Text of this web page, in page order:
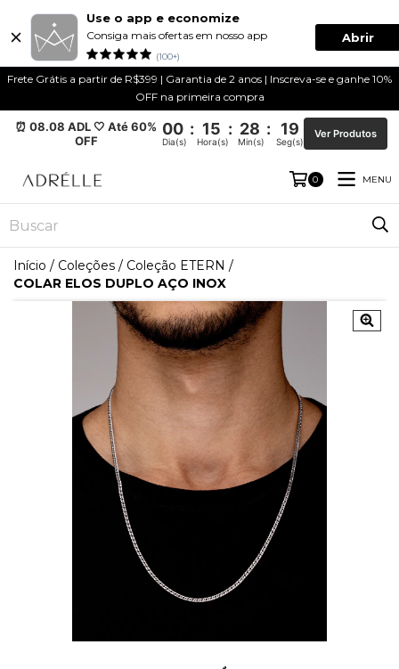
Use o app e economize
Consiga mais ofertas em nosso app
(100+)
Abrir
Frete Grátis a partir de R$399 | Garantia de 2 anos | Inscreva-se e ganhe 10%
OFF na primeira compra
⏰ 08.08 ADL 🤍 Até 60%
OFF
00 : 15 : 28 : 19
Dia(s) Hora(s) Min(s) Seg(s)
Ver Produtos
0 MENU
Início / Coleções / Coleção ETERN /
COLAR ELOS DUPLO AÇO INOX